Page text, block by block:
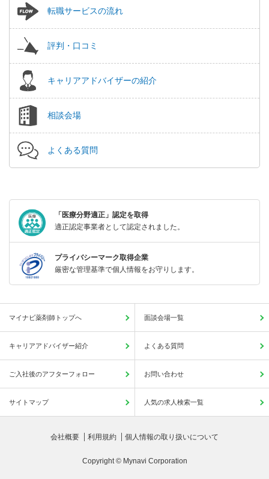
転職サービスの流れ
評判・口コミ
キャリアアドバイザーの紹介
相談会場
よくある質問
「医療分野適正」認定を取得
適正認定事業者として認定されました。
プライバシーマーク取得企業
厳密な管理基準で個人情報をお守りします。
マイナビ薬剤師トップへ 面談会場一覧
キャリアアドバイザー紹介 よくある質問
ご入社後のアフターフォロー お問い合わせ
サイトマップ 人気の求人検索一覧
会社概要 利用規約 個人情報の取り扱いについて
Copyright © Mynavi Corporation